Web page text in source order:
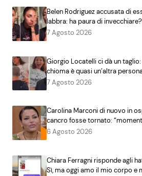
Belen Rodriguez accusata di
labbra: ha paura di
7 Agosto 2026
Giorgio Locatelli ci dà un
chioma è quasi un’altra
7 Agosto 2026
Carolina Marconi di nuovo in
cancro fosse tornato:
6 Agosto 2026
Chiara Ferragni risponde agli
Sì, ma oggi amo il mio corpo e